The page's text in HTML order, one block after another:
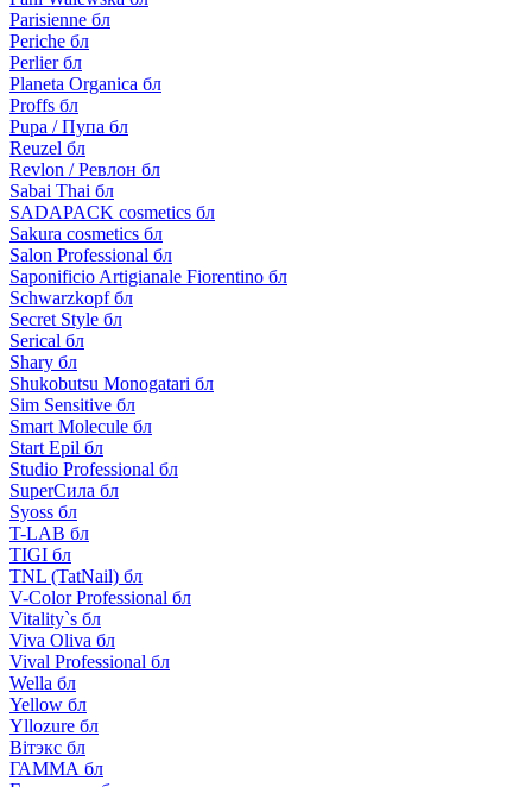
Parisienne бл
Periche бл
Perlier бл
Planeta Organica бл
Proffs бл
Pupa / Пупа бл
Reuzel бл
Revlon / Ревлон бл
Sabai Thai бл
SADAPACK cosmetics бл
Sakura cosmetics бл
Salon Professional бл
Saponificio Artigianale Fiorentino бл
Schwarzkopf бл
Secret Style бл
Serical бл
Shary бл
Shukobutsu Monogatari бл
Sim Sensitive бл
Smart Molecule бл
Start Epil бл
Studio Professional бл
SuperСила бл
Syoss бл
T-LAB бл
TIGI бл
TNL (TatNail) бл
V-Color Professional бл
Vitality`s бл
Viva Oliva бл
Vival Professional бл
Wella бл
Yellow бл
Yllozure бл
Вiтэкс бл
ГАММА бл